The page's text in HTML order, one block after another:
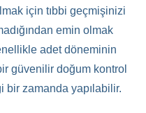
için tıbbi geçmişinizi
emin olmak
adet döneminin
güvenilir doğum kontrol
bir zamanda yapılabilir.